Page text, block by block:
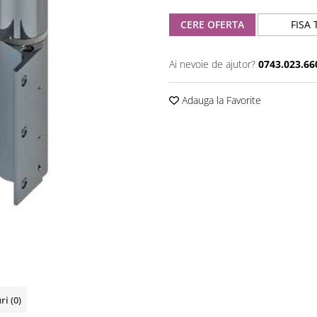
CERE OFERTA FISA
Ai nevoie de ajutor?
Adauga la Favorite
(0)